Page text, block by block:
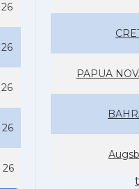
26
PAPUA